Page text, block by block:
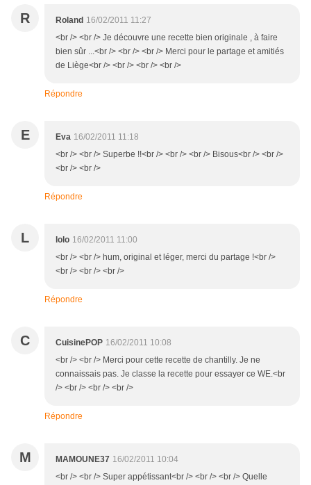
R Roland 16/02/2011 11:27
<br /> <br /> Je découvre une recette bien originale , à faire
bien sûr ...<br /> <br /> <br /> Merci pour le partage et amitiés
de Liège<br /> <br /> <br /> <br />
Répondre
E Eva 16/02/2011 11:18
<br /> <br /> Superbe !!<br /> <br /> <br /> Bisous<br /> <br />
<br /> <br />
Répondre
L lolo 16/02/2011 11:00
<br /> <br /> hum, original et léger, merci du partage !<br />
<br /> <br /> <br />
Répondre
C CuisinePOP 16/02/2011 10:08
<br /> <br /> Merci pour cette recette de chantilly. Je ne
connaissais pas. Je classe la recette pour essayer ce WE.<br
/> <br /> <br /> <br />
Répondre
M MAMOUNE37 16/02/2011 10:04
<br /> <br /> Super appétissant<br /> <br /> <br /> Quelle